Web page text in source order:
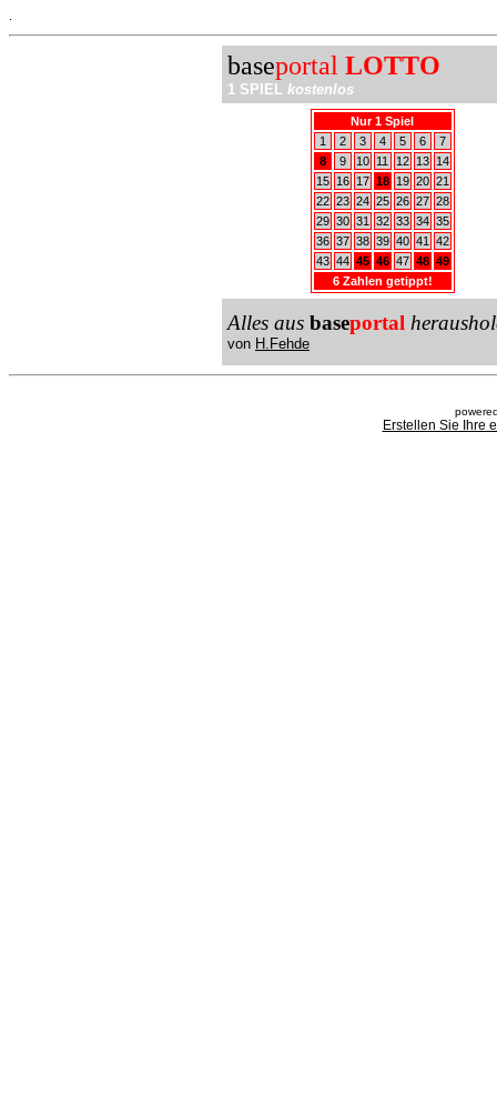
baseportal LOTTO
1 SPIEL kostenlos
Nur 1 Spiel
1
2 3 4 5 6
7
8
9 10 11 12 13
14
15
16 17 18 19 20 21
22 23 24 25 26 27 28
29 30 31 32 33 34 35
36 37 38 39 40 41
42
43 44 45 46 47 48 49
6 Zahlen getippt!
Alles aus baseportal
von H.Fehde
Erstellen Sie Ihre